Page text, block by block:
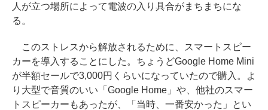
人が立つ場所によって電波の入り具合がまちまちにな
る。
このストレスから解放されるために、スマートスピー
カーを導入することにした。ちょうどGoogle Home Mini
が半額セールで3,000円くらいになっていたので購入。よ
り大型で音質のいい「Google Home」や、他社のスマー
トスピーカーもあったが、「当時、一番安かった」とい